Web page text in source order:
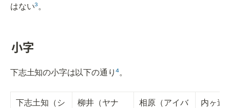
はない³。
小字
下志土知の小字は以下の通り⁴。
下志土知（シ
柳井（ヤナ
相原（アイバ
内ヶ迫